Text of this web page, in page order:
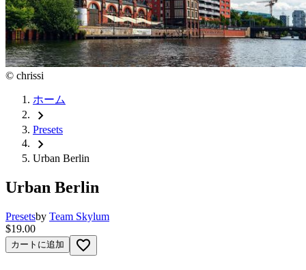
© chrissi
ホーム
chevron_right
Presets
chevron_right
Urban Berlin
Urban Berlin
Presetsby Team Skylum
$19.00
カートに追加 favorite_border